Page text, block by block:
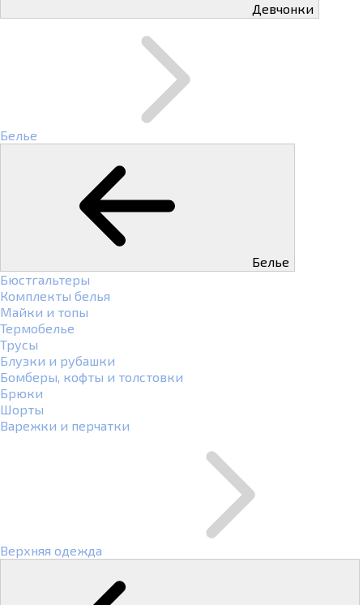
Девчонки
Белье
Белье
Бюстгальтеры
Комплекты белья
Майки и топы
Термобелье
Трусы
Блузки и рубашки
Бомберы, кофты и толстовки
Брюки
Шорты
Варежки и перчатки
Верхняя одежда